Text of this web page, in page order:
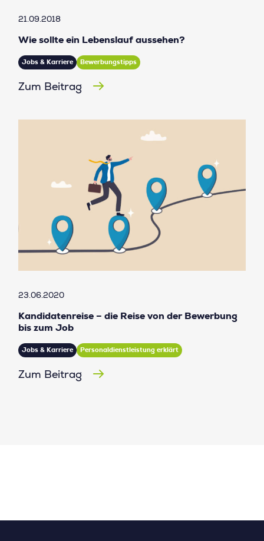
21.09.2018
Wie sollte ein Lebenslauf aussehen?
Jobs & Karriere Bewerbungstipps
Zum Beitrag
23.06.2020
Kandidatenreise – die Reise von der Bewerbung
bis zum Job
Jobs & Karriere Personaldienstleistung erklärt
Zum Beitrag